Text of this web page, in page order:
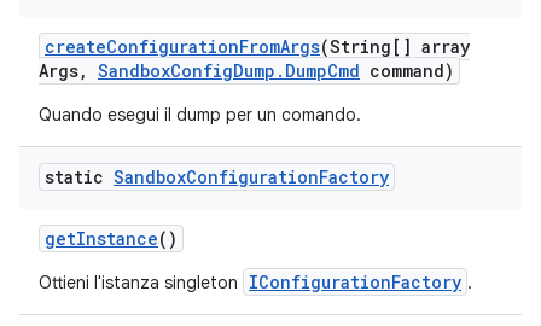
createConfigurationFromArgs(String[] array
Args, SandboxConfigDump . DumpCmd command)
Quando esegui il dump per un comando.
static SandboxConfigurationFactory
getInstance()
Ottieni l'istanza singleton IConfigurationFactory .